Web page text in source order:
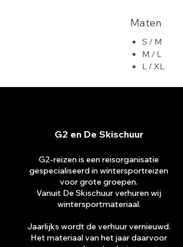
Maten
S / M
M / L
L / XL
G2 en De Skischuur
G2-reizen is een reisorganisatie
gespecialiseerd in wintersportreizen
voor grote groepen.
Vanuit De Skischuur verhuren wij
wintersportmateriaal.
Jaarlijks wordt de verhuur vernieuwd.
Het materiaal van het jaar daarvoor